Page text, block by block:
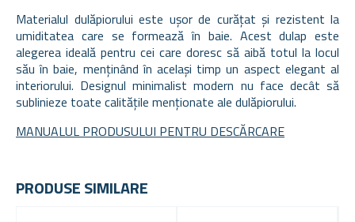
Materialul dulăpiorului este ușor de curățat și rezistent la
umiditatea care se formează în baie. Acest dulap este
alegerea ideală pentru cei care doresc să aibă totul la locul
său în baie, menținând în același timp un aspect elegant al
interiorului. Designul minimalist modern nu face decât să
sublinieze toate calitățile menționate ale dulăpiorului.
MANUALUL PRODUSULUI PENTRU DESCĂRCARE
PRODUSE SIMILARE